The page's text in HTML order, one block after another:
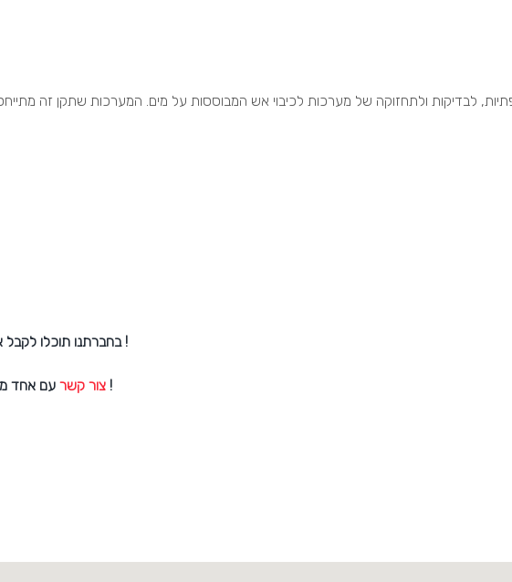
לבדיקות ולתחזוקה של מערכות לכיבוי אש המבוססות על מים. המערכות שתקן זה
בחברתנו תוכלו לקבל את כל המידע הדרוש לך להתקנת מערכת ספרינקלרים !
צור קשר עם אחד מיועצי הכיבוי שלנו ונשמח לתת לך את מירב המידע בנושא !